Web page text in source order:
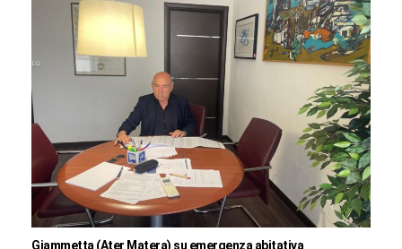
Giammetta (Ater Matera) su emergenza abitativa